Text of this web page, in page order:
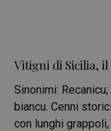
Vitigni di Sicilia,
Sinonimi:
biancu. Cenni
con lunghi